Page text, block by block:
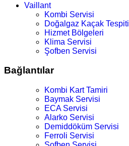
Vaillant
Kombi Servisi
Doğalgaz Kaçak Tespiti
Hizmet Bölgeleri
Klima Servisi
Şofben Servisi
Bağlantılar
Kombi Kart Tamiri
Baymak Servisi
ECA Servisi
Alarko Servisi
Demiddöküm Servisi
Ferroli Servisi